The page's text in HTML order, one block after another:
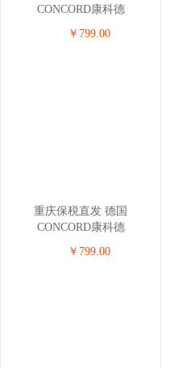
CONCORD康科德
￥799.00
重庆保税直发 德国
CONCORD康科德
￥799.00